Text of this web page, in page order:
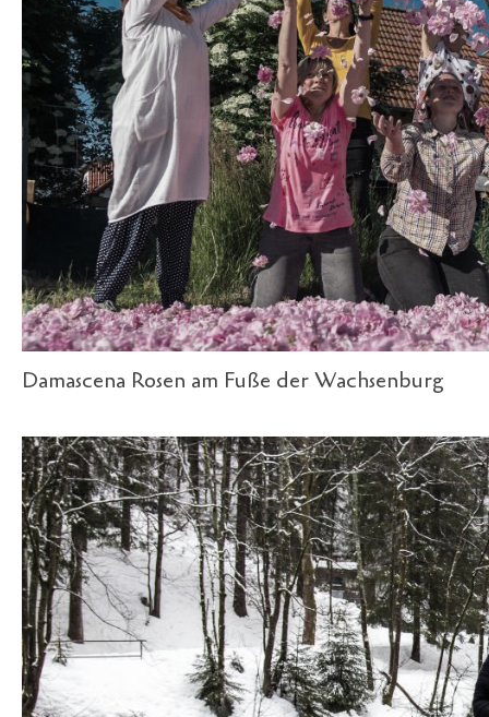
Damascena Rosen am Fuße der Wachsenburg